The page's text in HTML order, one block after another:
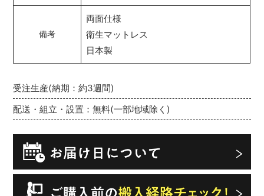
受注生産(納期：約3週間)
配送・組立・設置：無料(一部地域除く)
備考
両面仕様
衛生マットレス
日本製